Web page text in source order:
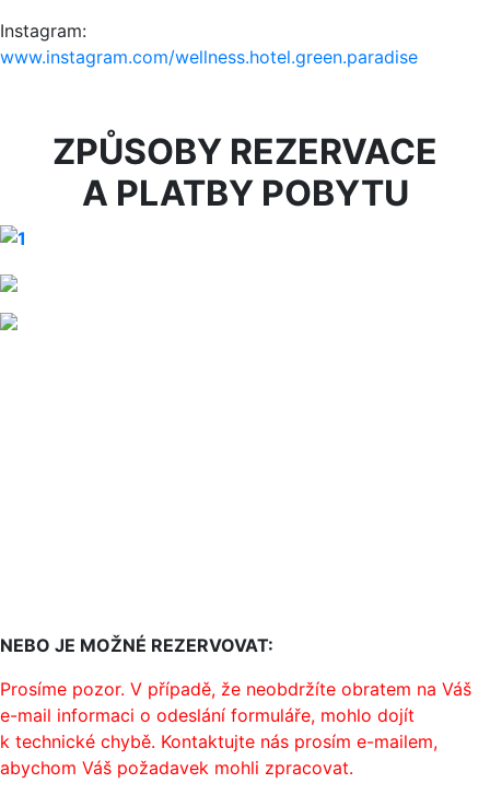
Instagram:
www.instagram.com/wellness.hotel.green.paradise
ZPŮSOBY REZERVACE
A PLATBY POBYTU
NEBO JE MOŽNÉ REZERVOVAT:
Prosíme pozor. V případě, že neobdržíte obratem na Váš
e-mail informaci o odeslání formuláře, mohlo dojít
k technické chybě. Kontaktujte nás prosím e-mailem,
abychom Váš požadavek mohli zpracovat.